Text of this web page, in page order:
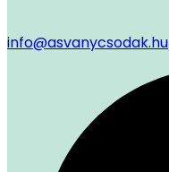
info@asvanycsodak.hu